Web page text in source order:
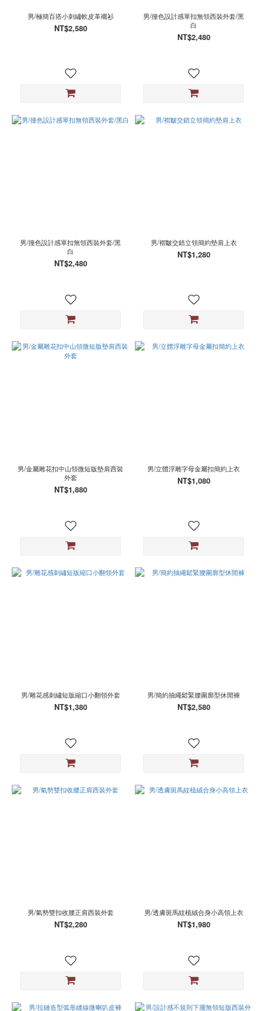
男/極簡百搭小刺繡軟皮革襯衫
NT$2,580
男/撞色設計感單扣無領西裝外套/黑
白
NT$2,480
男/撞色設計感單扣無領西裝外套/黑
白
NT$2,480
男/褶皺交錯立領簡約墊肩上衣
NT$1,280
男/金屬雕花扣中山領微短版墊肩西裝
外套
NT$1,880
男/立體浮雕字母金屬扣簡約上衣
NT$1,080
男/雕花感刺繡短版縮口小翻領外套
NT$1,380
男/簡約抽繩鬆緊腰圍廓型休閒褲
NT$2,580
男/氣勢雙扣收腰正肩西裝外套
NT$2,280
男/透膚斑馬紋植絨合身小高領上衣
NT$1,980